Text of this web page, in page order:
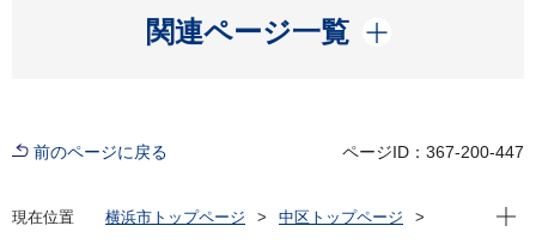
関連ページ一覧
開く
前のページに戻る ページID：367-200-447
現在位置 横浜市トップページ
中区トップページ
現在